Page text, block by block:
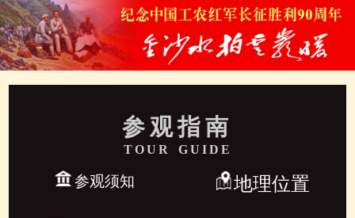
参观指南
TOUR GUIDE
参观须知 地理位置